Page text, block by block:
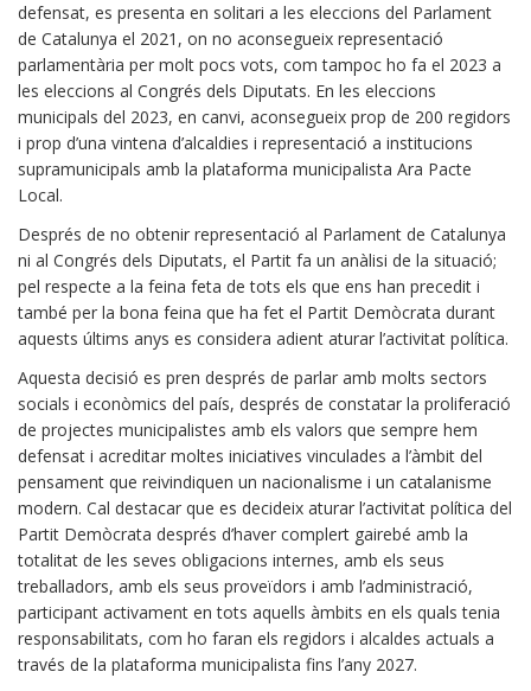
defensat, es presenta en solitari a les eleccions del Parlament
de Catalunya el 2021, on no aconsegueix representació
parlamentària per molt pocs vots, com tampoc ho fa el 2023 a
les eleccions al Congrés dels Diputats. En les eleccions
municipals del 2023, en canvi, aconsegueix prop de 200 regidors
i prop d’una vintena d’alcaldies i representació a institucions
supramunicipals amb la plataforma municipalista Ara Pacte
Local.
Després de no obtenir representació al Parlament de Catalunya
ni al Congrés dels Diputats, el Partit fa un anàlisi de la situació;
pel respecte a la feina feta de tots els que ens han precedit i
també per la bona feina que ha fet el Partit Demòcrata durant
aquests últims anys es considera adient aturar l’activitat política.
Aquesta decisió es pren després de parlar amb molts sectors
socials i econòmics del país, després de constatar la proliferació
de projectes municipalistes amb els valors que sempre hem
defensat i acreditar moltes iniciatives vinculades a l’àmbit del
pensament que reivindiquen un nacionalisme i un catalanisme
modern. Cal destacar que es decideix aturar l’activitat política del
Partit Demòcrata després d’haver complert gairebé amb la
totalitat de les seves obligacions internes, amb els seus
treballadors, amb els seus proveïdors i amb l’administració,
participant activament en tots aquells àmbits en els quals tenia
responsabilitats, com ho faran els regidors i alcaldes actuals a
través de la plataforma municipalista fins l’any 2027.